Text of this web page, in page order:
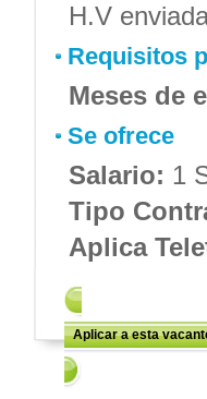
H.V
Requisitos
Meses de
Se ofrece
Salario: 1
Tipo
Aplica
Aplicar a esta